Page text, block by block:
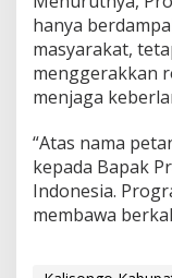
hanya
masyarakat,
menggerakkan
menjaga
“Atas nama
kepada Bapak
Indonesia.
membawa